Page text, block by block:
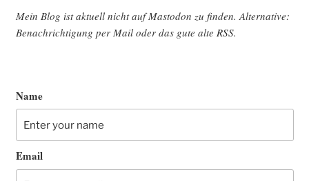
Mein Blog ist aktu­ell nicht auf Mast­o­don zu fin­den. Alter­na­ti­ve:
Benach­rich­ti­gung per Mail oder das gute alte RSS.
Name
Email